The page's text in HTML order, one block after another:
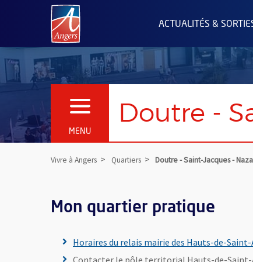
Angers.fr : Retour à l'accueil
ACTUALITÉS &
MENU
OUVRIR LE MENU Doutre -
Vivre à Angers Quartiers Doutre - Saint-Jacques -
Mon quartier pratique
Horaires du relais mairie des Hauts-de-
Contacter le pôle territorial Hauts-de-Saint-